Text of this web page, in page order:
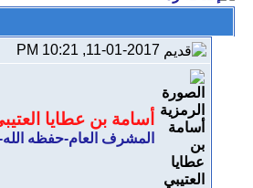
أسامة بن عطايا
المشرف العام-حفظه